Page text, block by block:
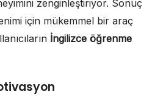
zenginleştiriyor. Sonuç
için mükemmel bir araç
İngilizce öğrenme